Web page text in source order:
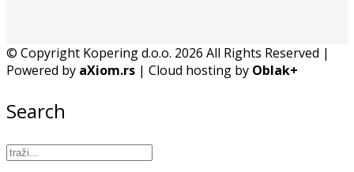
© Copyright Kopering d.o.o. 2026 All Rights Reserved |
Powered by aXiom.rs | Cloud hosting by Oblak+
Search